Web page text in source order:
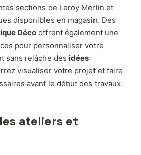
sections de Leroy Merlin et
disponibles en magasin. Des
Déco offrent également une
pour personnaliser votre
sans relâche des idées
visualiser votre projet et faire
avant le début des travaux.
ateliers et